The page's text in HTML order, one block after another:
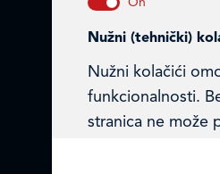
Ledo Hrvatska
Ledo u inozemstvu
Nužni (tehnički)
Nužni kolačići
funkcionalnosti.
stranica ne može